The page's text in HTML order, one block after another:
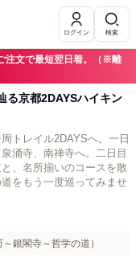
ログイン 検索
注文で最短翌日着。（※離
る京都2DAYSハイキン
トレイル2DAYSへ。一日
涌寺、南禅寺へ。二日目
、名所揃いのコースを散
をもう一度巡ってみませ
銀閣寺～哲学の道）